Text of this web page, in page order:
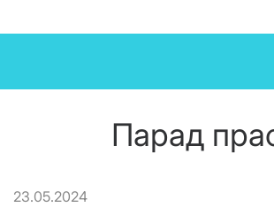
Парад
23.05.2024